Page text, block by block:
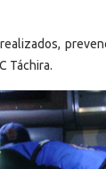
Táchira.